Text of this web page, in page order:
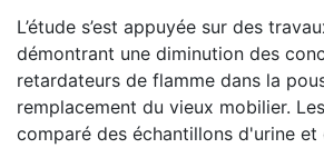
L’étude s’est appuyée sur des
démontrant une diminution des
retardateurs de flamme dans la
remplacement du vieux mobilier.
comparé des échantillons d'urine et